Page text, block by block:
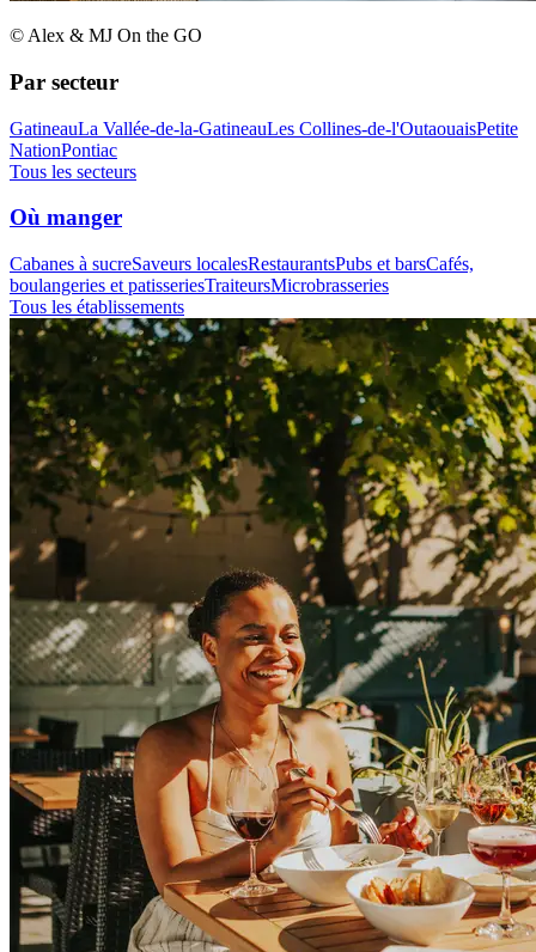
© Alex & MJ On the GO
Par secteur
GatineauLa Vallée-de-la-GatineauLes Collines-de-l'OutaouaisPetite
NationPontiac
Tous les secteurs
Où manger
Cabanes à sucreSaveurs localesRestaurantsPubs et barsCafés,
boulangeries et patisseriesTraiteursMicrobrasseries
Tous les établissements